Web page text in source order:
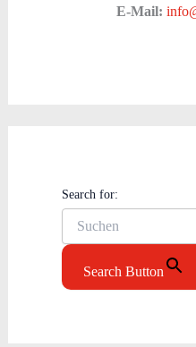
E-Mail:
Search for:
Search Button